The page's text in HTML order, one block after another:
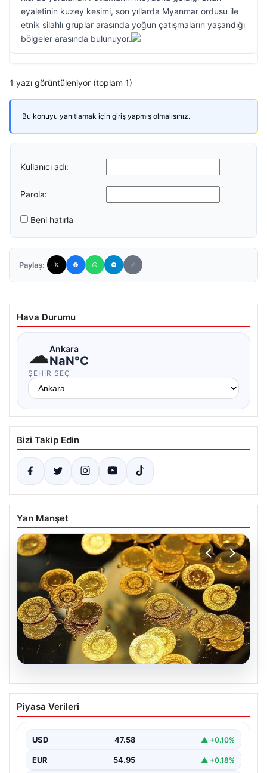
eyaletinin kuzey kesimi, son yıllarda Myanmar ordusu ile
etnik silahlı gruplar arasında yoğun çatışmaların yaşandığı
bölgeler arasında bulunuyor.
1 yazı görüntüleniyor (toplam 1)
Bu konuyu yanıtlamak için giriş yapmış olmalısınız.
Kullanıcı adı:
Parola:
Beni hatırla
Paylaş:
Hava Durumu
☁Ankara
NaN°C
ŞEHIR SEÇ
Bizi Takip Edin
Yan Manşet
02.08.2026
7 Nisan 2026 Güncel Altın Fiyatları ve
Piyasa Analizi
bölgesel gerilimler nedeniyle dalgalı seyrini sürdürüyor.
ABD, İsrail…
Piyasa Verileri
USD 47.58 ▲ +0.10%
EUR 54.95 ▲ +0.18%